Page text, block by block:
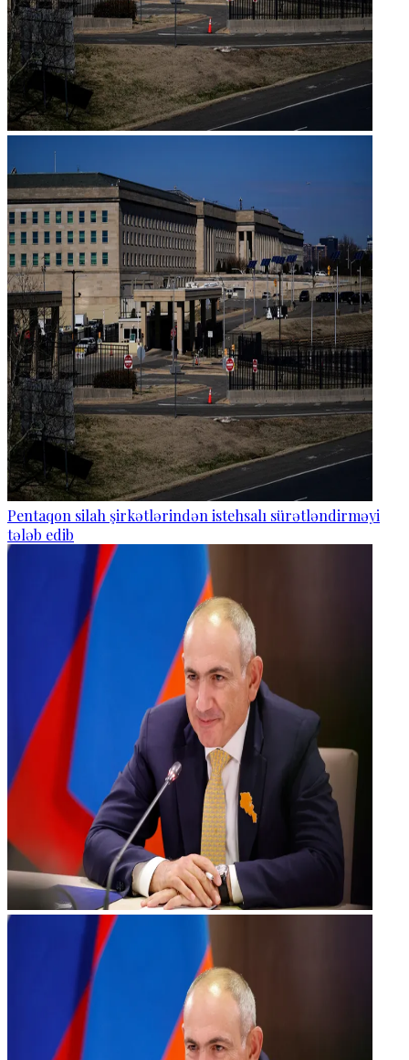
Pentaqon silah şirkətlərindən istehsalı sürətləndirməyi
tələb edib